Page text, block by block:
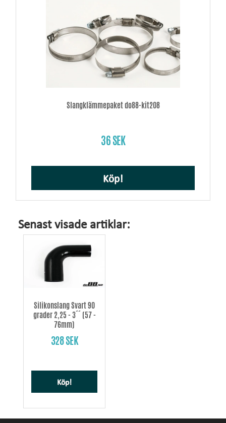
Slangklämmepaket do88-kit208
36 SEK
Köp!
Senast visade artiklar:
Silikonslang Svart 90
grader 2,25 - 3´´ (57 -
76mm)
328 SEK
Köp!